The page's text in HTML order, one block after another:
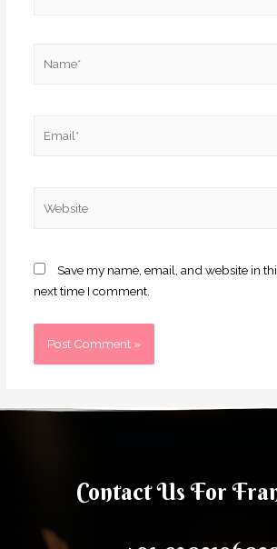
Save my name, email, and website in
next time I comment.
Contact Us For